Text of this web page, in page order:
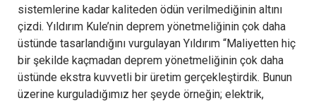
sistemlerine kadar kaliteden ödün verilmediğinin altını
çizdi. Yıldırım Kule’nin deprem yönetmeliğinin çok daha
üstünde tasarlandığını vurgulayan Yıldırım “Maliyetten hiç
bir şekilde kaçmadan deprem yönetmeliğinin çok daha
üstünde ekstra kuvvetli bir üretim gerçekleştirdik. Bunun
üzerine kurguladığımız her şeyde örneğin; elektrik,